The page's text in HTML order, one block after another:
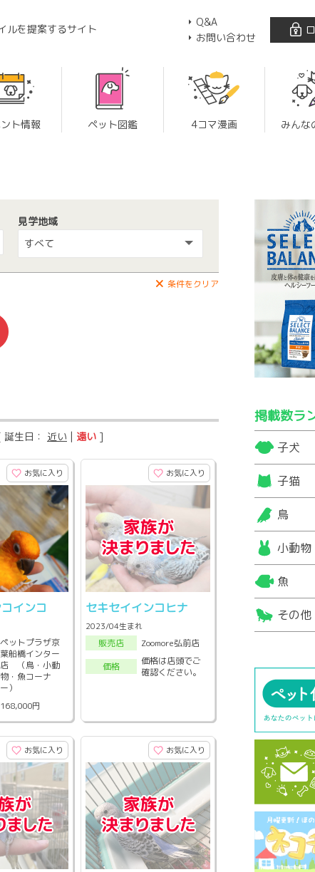
ルを提案するサイト
Q&A
お問い合わせ
ト情報 ペット図鑑 4コマ漫画 みんな
見学地域
すべて
条件をクリア
生日： 近い | 遠い ]
お気に入り
インコ
ペットプラザ京
葉船橋インター
店 （鳥・小動
物・魚コーナ
ー）
168,000円
お気に入り
セキセイインコヒナ
2023/04生まれ
販売店
Zoomore弘前店
価格
価格は店頭でご
確認ください。
お気に入り お気に入り
掲載数ラ
子犬
子猫
鳥
小動物
魚
その他